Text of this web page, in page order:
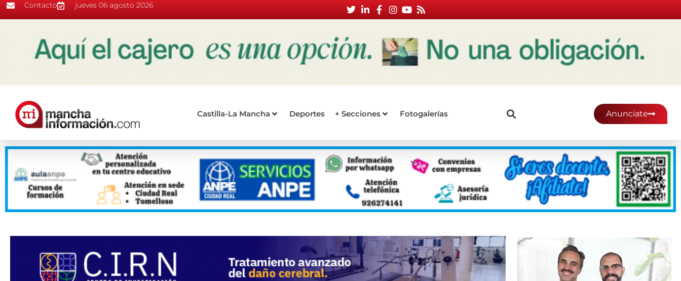
Contacto jueves 06 agosto 2026
Castilla-La Mancha Deportes + Secciones Fotogalerías Anunciate